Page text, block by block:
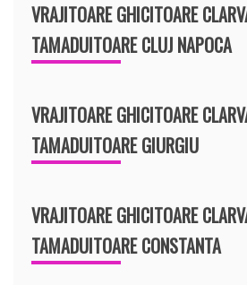
VRAJITOARE GHICITOARE
TAMADUITOARE CLUJ NAPOCA
VRAJITOARE GHICITOARE
TAMADUITOARE GIURGIU
VRAJITOARE GHICITOARE
TAMADUITOARE CONSTANTA